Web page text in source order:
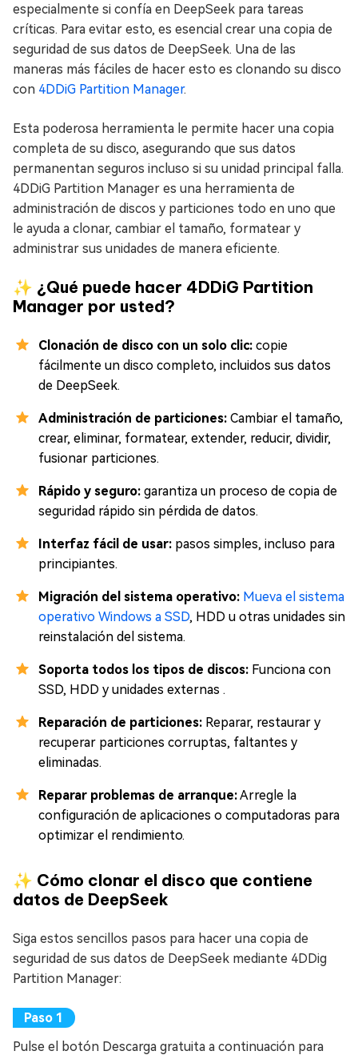
especialmente si confía en DeepSeek para tareas
críticas. Para evitar esto, es esencial crear una copia de
seguridad de sus datos de DeepSeek. Una de las
maneras más fáciles de hacer esto es clonando su disco
con 4DDiG Partition Manager.
Esta poderosa herramienta le permite hacer una copia
completa de su disco, asegurando que sus datos
permanentan seguros incluso si su unidad principal falla.
4DDiG Partition Manager es una herramienta de
administración de discos y particiones todo en uno que
le ayuda a clonar, cambiar el tamaño, formatear y
administrar sus unidades de manera eficiente.
✨ ¿Qué puede hacer 4DDiG Partition
Manager por usted?
Clonación de disco con un solo clic: copie
fácilmente un disco completo, incluidos sus datos
de DeepSeek.
Administración de particiones: Cambiar el tamaño,
crear, eliminar, formatear, extender, reducir, dividir,
fusionar particiones.
Rápido y seguro: garantiza un proceso de copia de
seguridad rápido sin pérdida de datos.
Interfaz fácil de usar: pasos simples, incluso para
principiantes.
Migración del sistema operativo: Mueva el sistema
operativo Windows a SSD, HDD u otras unidades sin
reinstalación del sistema.
Soporta todos los tipos de discos: Funciona con
SSD, HDD y unidades externas .
Reparación de particiones: Reparar, restaurar y
recuperar particiones corruptas, faltantes y
eliminadas.
Reparar problemas de arranque:Arregle la
configuración de aplicaciones o computadoras para
optimizar el rendimiento.
✨ Cómo clonar el disco que contiene
datos de DeepSeek
Siga estos sencillos pasos para hacer una copia de
seguridad de sus datos de DeepSeek mediante 4DDig
Partition Manager:
Pulse el botón Descarga gratuita a continuación para